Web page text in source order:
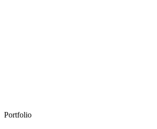
Portfolio